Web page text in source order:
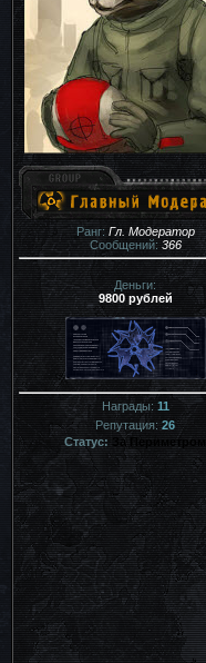
Ранг: Гл. Модератор
Сообщений:366
Деньги:
9800 рублей
Награды: 11
Репутация:26
Статус: За Периметром